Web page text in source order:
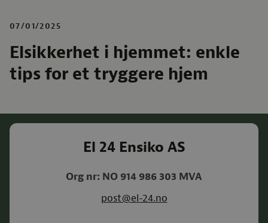
07/01/2025
Elsikkerhet i hjemmet: enkle
tips for et tryggere hjem
El 24 Ensiko AS
Org nr: NO 914 986 303 MVA
post@el-24.no